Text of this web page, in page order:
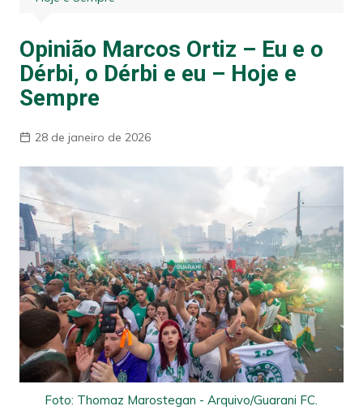
Opinião Marcos Ortiz – Eu e o
Dérbi, o Dérbi e eu – Hoje e
Sempre
28 de janeiro de 2026
Foto: Thomaz Marostegan - Arquivo/Guarani FC.